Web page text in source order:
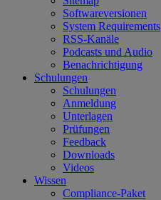
Softwareversionen
System Requirements
RSS-Kanäle
Podcasts und Audio
Benachrichtigung
Schulungen
Schulungen
Anmeldung
Unterlagen
Prüfungen
Feedback
Downloads
Videos
Wissen
Compliance-Paket